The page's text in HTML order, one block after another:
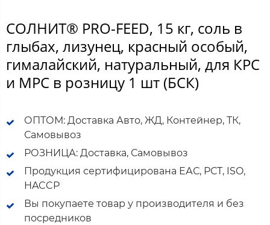
СОЛНИТ® PRO-FEED, 15 кг, соль в
глыбах, лизунец, красный особый,
гималайский, натуральный, для КРС
и МРС в розницу 1 шт (БСК)
ОПТОМ: Доставка Авто, ЖД, Контейнер, ТК,
Самовывоз
РОЗНИЦА: Доставка, Самовывоз
Продукция сертифицирована ЕАС, РСТ, ISO,
HACCP
Вы покупаете товар у производителя и без
посредников